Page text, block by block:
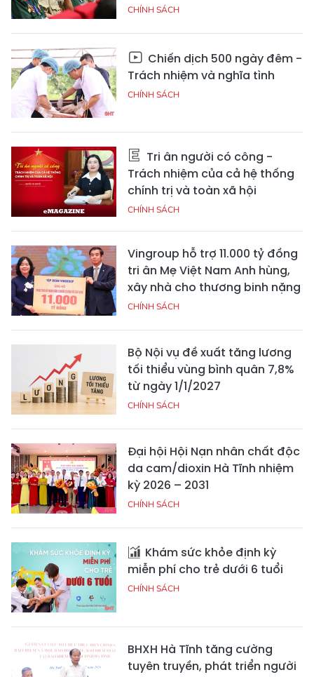
CHÍNH SÁCH
Chiến dịch 500 ngày đêm -
Trách nhiệm và nghĩa tình
CHÍNH SÁCH
Tri ân người có công -
Trách nhiệm của cả hệ thống
chính trị và toàn xã hội
CHÍNH SÁCH
Vingroup hỗ trợ 11.000 tỷ đồng
tri ân Mẹ Việt Nam Anh hùng,
xây nhà cho thương binh nặng
CHÍNH SÁCH
Bộ Nội vụ đề xuất tăng lương
tối thiểu vùng bình quân 7,8%
từ ngày 1/1/2027
CHÍNH SÁCH
Đại hội Hội Nạn nhân chất độc
da cam/dioxin Hà Tĩnh nhiệm
kỳ 2026 – 2031
CHÍNH SÁCH
Khám sức khỏe định kỳ
miễn phí cho trẻ dưới 6 tuổi
CHÍNH SÁCH
BHXH Hà Tĩnh tăng cường
tuyên truyền, phát triển người